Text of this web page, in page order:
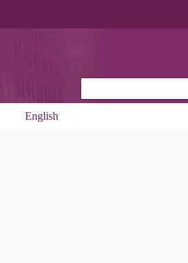
English